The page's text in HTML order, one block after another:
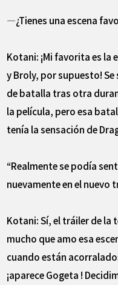
―¿Tienes una escena
Kotani: ¡Mi favorita es la
y Broly, por supuesto!
de batalla tras otra
la película, pero esa
tenía la sensación de
“Realmente se podía
nuevamente en el nuevo
Kotani: Sí, el tráiler de la
mucho que amo esa
cuando están
¡aparece Gogeta !